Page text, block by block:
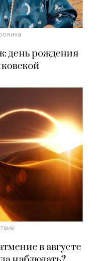
день рождения
в августе